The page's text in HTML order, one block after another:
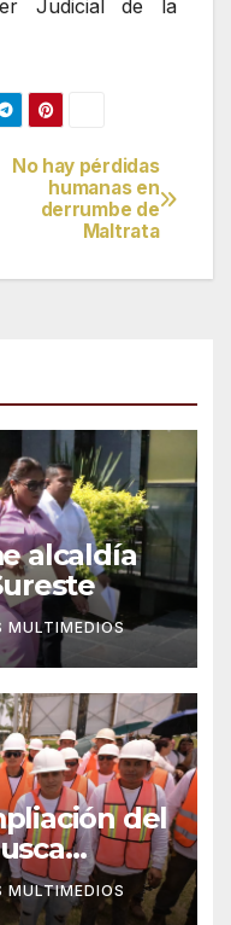
Judicial de la
No hay pérdidas
humanas en
derrumbe de
Maltrata
alcaldía
MULTIMEDIOS
del
en crisis
MULTIMEDIOS